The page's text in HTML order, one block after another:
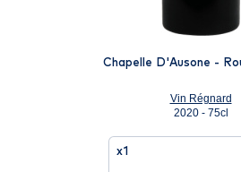
Chapelle D'Ausone -
Vin Régnard
2020 - 75cl
x1